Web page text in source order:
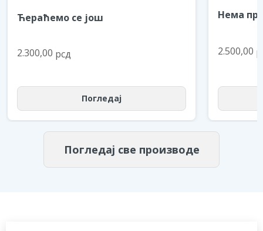
Ћераћемо се још
2.300,00 рсд
Погледај
Нема
2.500,00
Погледај све производе